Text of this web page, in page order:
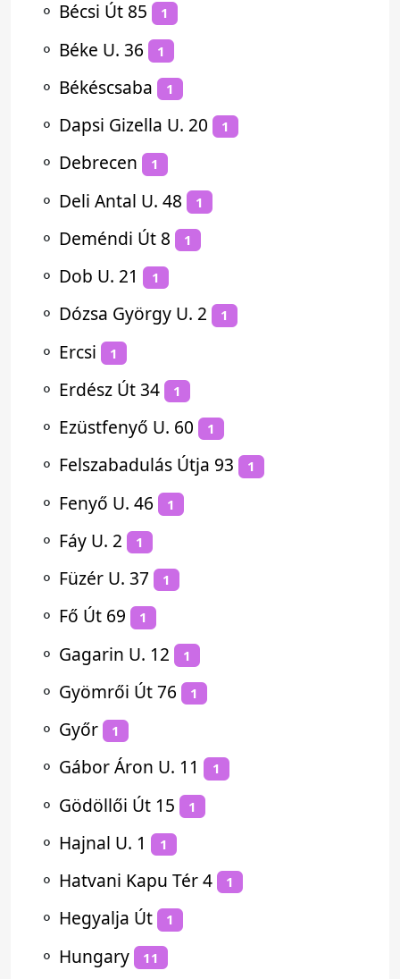
⚬ Bécsi Út 85 1
⚬ Béke U. 36 1
⚬ Békéscsaba 1
⚬ Dapsi Gizella U. 20 1
⚬ Debrecen 1
⚬ Deli Antal U. 48 1
⚬ Deméndi Út 8 1
⚬ Dob U. 21 1
⚬ Dózsa György U. 2 1
⚬ Ercsi 1
⚬ Erdész Út 34 1
⚬ Ezüstfenyő U. 60 1
⚬ Felszabadulás Útja 93 1
⚬ Fenyő U. 46 1
⚬ Fáy U. 2 1
⚬ Füzér U. 37 1
⚬ Fő Út 69 1
⚬ Gagarin U. 12 1
⚬ Gyömrői Út 76 1
⚬ Győr 1
⚬ Gábor Áron U. 11 1
⚬ Gödöllői Út 15 1
⚬ Hajnal U. 1 1
⚬ Hatvani Kapu Tér 4 1
⚬ Hegyalja Út 1
⚬ Hungary 11